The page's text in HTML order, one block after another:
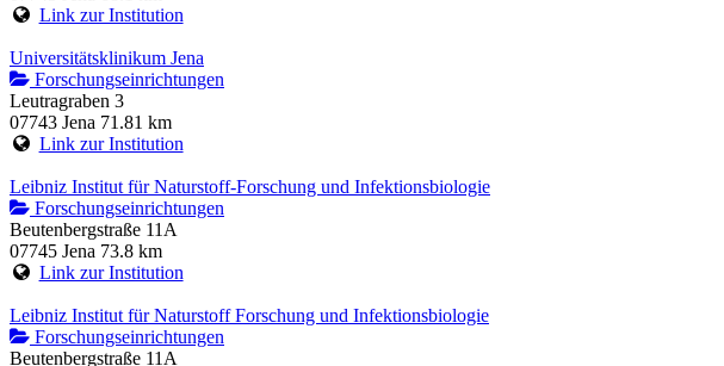
Link zur Institution
Universitätsklinikum Jena
Forschungseinrichtungen
Leutragraben 3
07743 Jena 71.81 km
Link zur Institution
Leibniz Institut für Naturstoff-Forschung und Infektionsbiologie
Forschungseinrichtungen
Beutenbergstraße 11A
07745 Jena 73.8 km
Link zur Institution
Leibniz Institut für Naturstoff Forschung und Infektionsbiologie
Forschungseinrichtungen
Beutenbergstraße 11A